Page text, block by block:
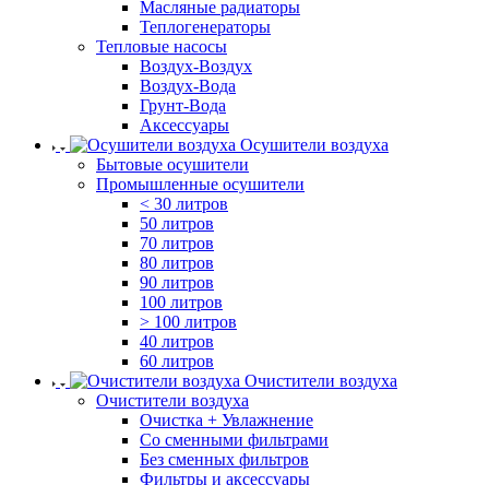
Масляные радиаторы
Теплогенераторы
Тепловые насосы
Воздух-Воздух
Воздух-Вода
Грунт-Вода
Аксессуары
Осушители воздуха
Бытовые осушители
Промышленные осушители
< 30 литров
50 литров
70 литров
80 литров
90 литров
100 литров
> 100 литров
40 литров
60 литров
Очистители воздуха
Очистители воздуха
Очистка + Увлажнение
Cо сменными фильтрами
Без сменных фильтров
Фильтры и аксессуары